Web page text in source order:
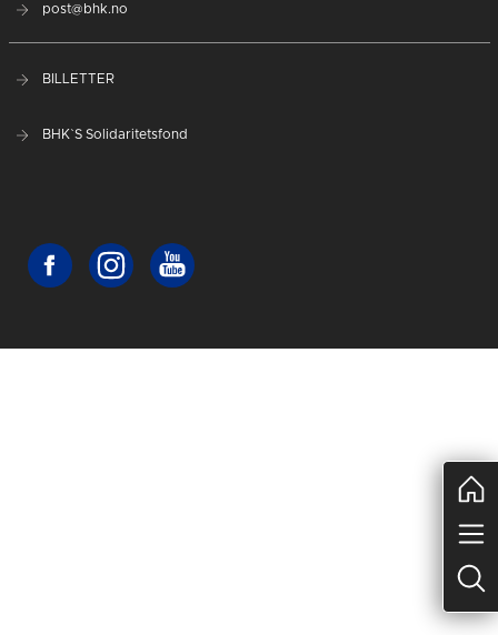
post@bhk.no
BILLETTER
BHK`S Solidaritetsfond